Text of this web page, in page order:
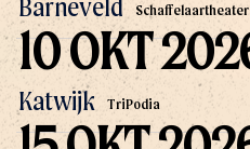
Barneveld Schaffelaartheater
Katwijk TriPodia
10 OKT